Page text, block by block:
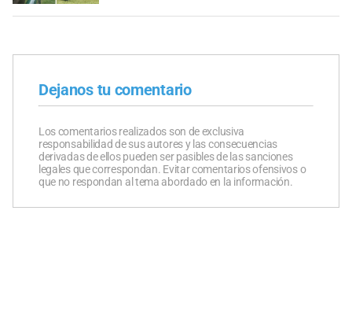
Dejanos tu comentario
Los comentarios realizados son de exclusiva
responsabilidad de sus autores y las consecuencias
derivadas de ellos pueden ser pasibles de las sanciones
legales que correspondan. Evitar comentarios ofensivos o
que no respondan al tema abordado en la información.